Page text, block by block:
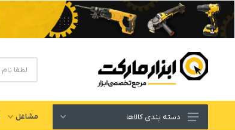
دسته بندی کالاها مشاغل